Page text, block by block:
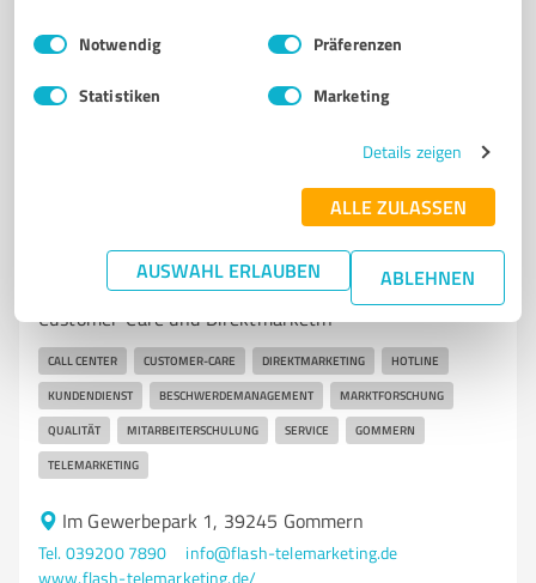
Impressum Datenschutzbestimmungen
Einwilligungsauswahl
Notwendig Präferenzen
Statistiken Marketing
Details zeigen
ALLE ZULASSEN
AUSWAHL ERLAUBEN ABLEHNEN
32 Bewertungen (1 Quelle)
Flash Telemarketing GmbH
Professionelle Call Center Dienstleistungen für
Customer-Care und Direktmarketin
CALL CENTER CUSTOMER-CARE DIREKTMARKETING HOTLINE
KUNDENDIENST BESCHWERDEMANAGEMENT MARKTFORSCHUNG
QUALITÄT MITARBEITERSCHULUNG SERVICE GOMMERN
TELEMARKETING
Im Gewerbepark 1, 39245 Gommern
Tel. 039200 7890
info@flash-telemarketing.de
www.flash-telemarketing.de/